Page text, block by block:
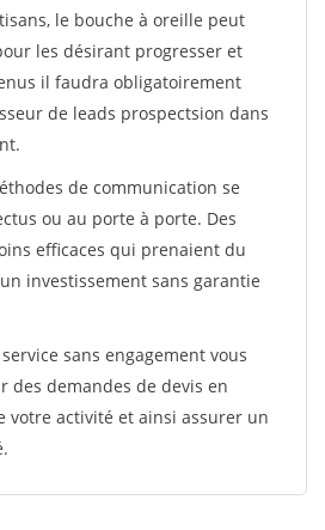
le bouche à oreille peut
les désirant progresser et
il faudra obligatoirement
de leads prospectsion dans
de communication se
ou au porte à porte. Des
efficaces qui prenaient du
investissement sans garantie
sans engagement vous
des demandes de devis en
votre activité et ainsi assurer un